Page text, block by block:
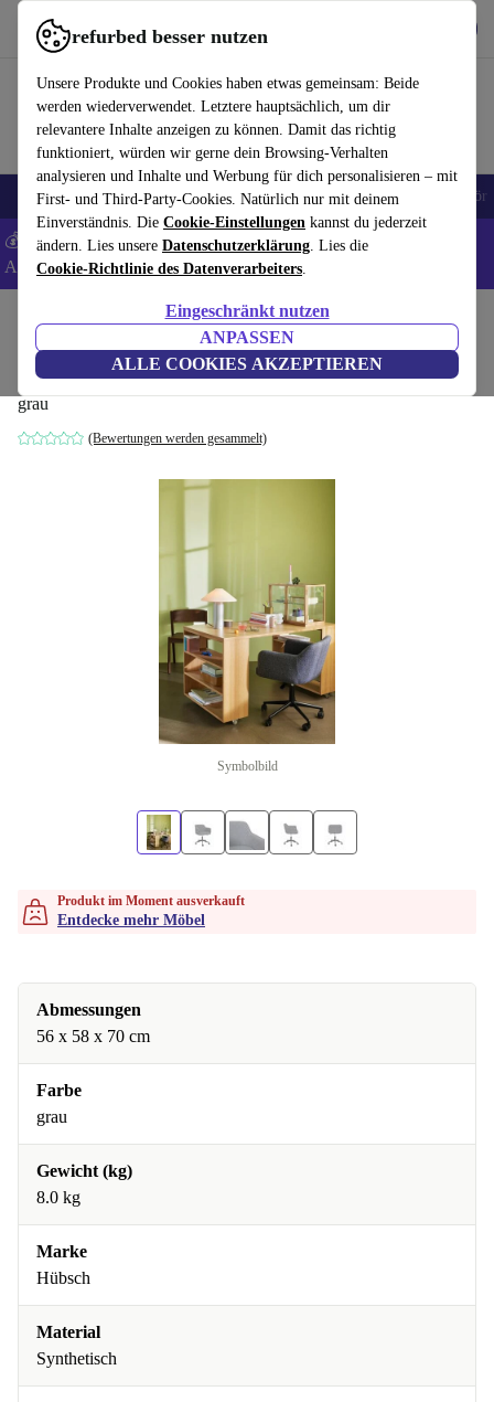
refurbed besser nutzen
Unsere Produkte und Cookies haben etwas gemeinsam: Beide
werden wiederverwendet. Letztere hauptsächlich, um dir
relevantere Inhalte anzeigen zu können. Damit das richtig
funktioniert, würden wir gerne dein Browsing-Verhalten
analysieren und Inhalte und Werbung für dich personalisieren – mit
First- und Third-Party-Cookies. Natürlich nur mit deinem
Einverständnis. Die Cookie-Einstellungen kannst du jederzeit
ändern. Lies unsere Datenschutzerklärung. Lies die
Cookie-Richtlinie des Datenverarbeiters.
Eingeschränkt nutzen
ANPASSEN
ALLE COOKIES AKZEPTIEREN
refurbed schnell und einfach nutzen
🎒 Back to school Handys Laptops Tablets Smartwatches Zubehör
💰 Extra -8% auf Samsung- und Google-Smartphones - Code:
ANDROID8 -AGB
Haushalt Möbel
Rest Bürostuhl Dunkelgrau
grau
(Bewertungen werden gesammelt)
Symbolbild
Produkt im Moment ausverkauft
Entdecke mehr Möbel
Abmessungen
56 x 58 x 70 cm
Farbe
grau
Gewicht (kg)
8.0 kg
Marke
Hübsch
Material
Synthetisch